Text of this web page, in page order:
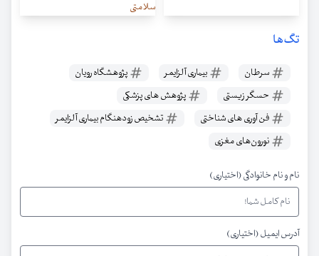
سلامتی
تگ‌ها
سرطان بیماری آلزایمر
پژوهشگاه رویان
حسگر زیستی
پژوهش های پزشکی
فن آوری های شناختی
تشخیص زودهنگام بیماری آلزایمر
نورون‌های مغزی
نام و نام خانوادگی (اختیاری)
آدرس ایمیل (اختیاری)